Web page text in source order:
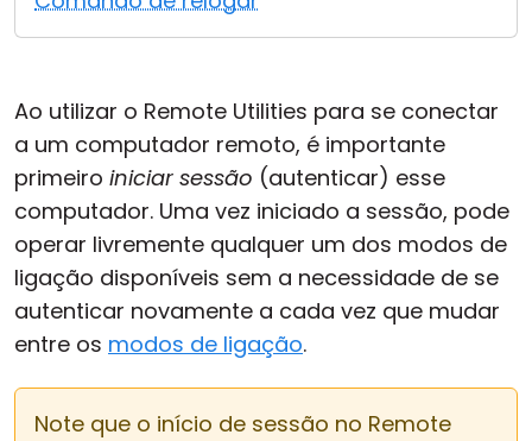
Ao utilizar o Remote Utilities para se conectar
a um computador remoto, é importante
primeiro iniciar sessão (autenticar) esse
computador. Uma vez iniciado a sessão, pode
operar livremente qualquer um dos modos de
ligação disponíveis sem a necessidade de se
autenticar novamente a cada vez que mudar
entre os modos de ligação.
Note que o início de sessão no Remote
Nuvem & Local